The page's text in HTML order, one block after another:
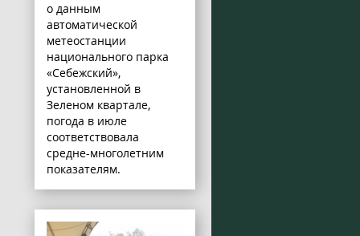
о данным
автоматической
метеостанции
национального парка
«Себежский»,
установленной в
Зеленом квартале,
погода в июле
соответствовала
средне-многолетним
показателям.